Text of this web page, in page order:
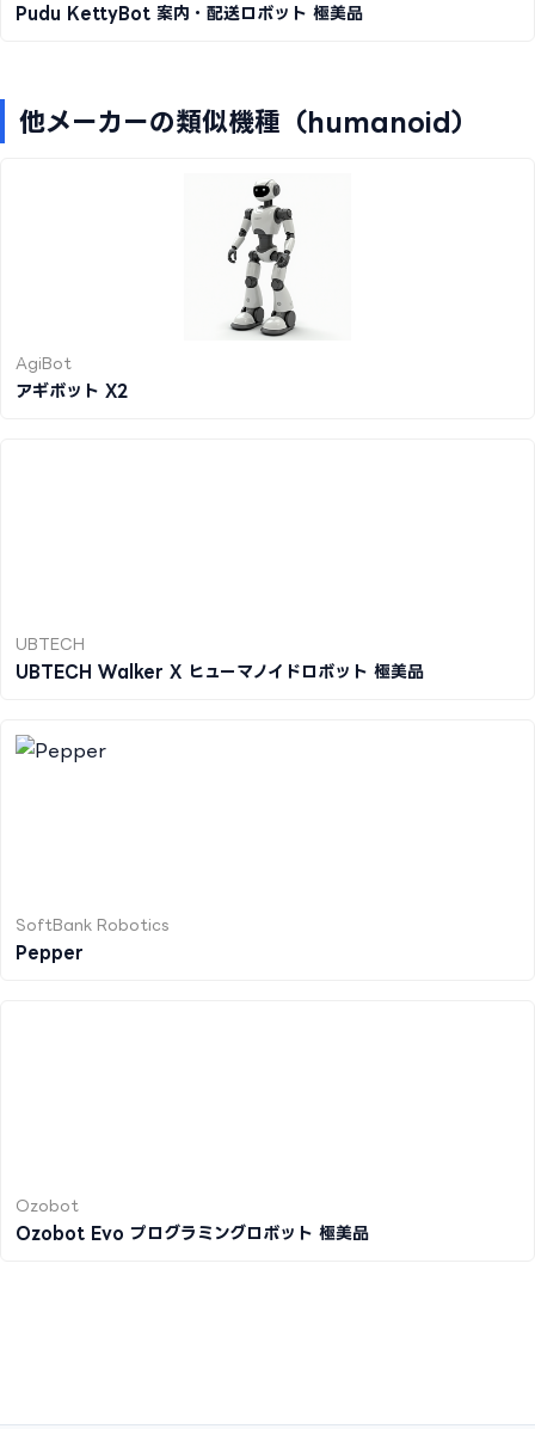
Pudu KettyBot 案内・配送ロボット 極美品
他メーカーの類似機種（humanoid）
AgiBot
アギボット X2
UBTECH
UBTECH Walker X ヒューマノイドロボット 極美品
SoftBank Robotics
Pepper
Ozobot
Ozobot Evo プログラミングロボット 極美品